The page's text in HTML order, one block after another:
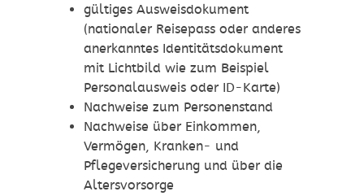
gültiges Ausweisdokument
(nationaler Reisepass oder anderes
anerkanntes Identitätsdokument
mit Lichtbild wie zum Beispiel
Personalausweis oder ID-Karte)
Nachweise zum Personenstand
Nachweise über Einkommen,
Vermögen, Kranken- und
Pflegeversicherung und über die
Altersvorsorge